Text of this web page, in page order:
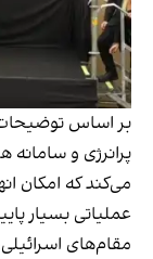
بر اساس توضیحات
پرانرژی و سامانه
می‌کند که امکان
عملیاتی بسیار
مقام‌های